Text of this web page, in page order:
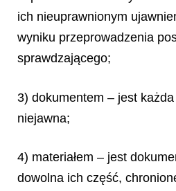
ich nieuprawnionym
wyniku przeprowadzenia
sprawdzającego;
3) dokumentem – jest
niejawna;
4) materiałem – jest
dowolna ich część,